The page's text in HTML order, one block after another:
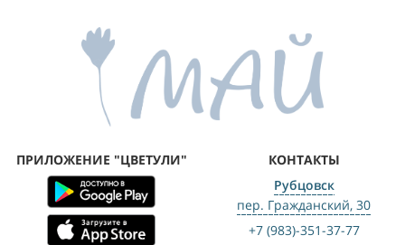
ПРИЛОЖЕНИЕ "ЦВЕТУЛИ"
КОНТАКТЫ
Рубцовск
пер. Гражданский, 30
+7 (983)-351-37-77